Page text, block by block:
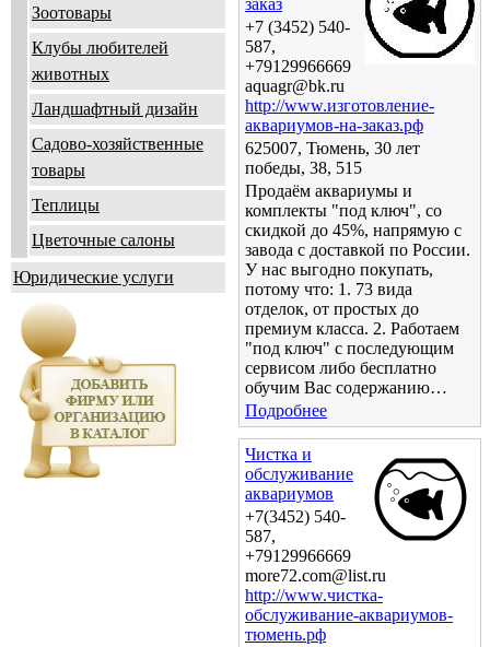
Зоотовары
Клубы любителей
животных
Ландшафтный дизайн
Садово-хозяйственные
товары
Теплицы
Цветочные салоны
Юридические услуги
заказ
+7 (3452) 540-
587,
+79129966669
aquagr@bk.ru
http://www.изготовление-
аквариумов-на-заказ.рф
625007, Тюмень, 30 лет
победы, 38, 515
Продаём аквариумы и
комплекты "под ключ", со
скидкой до 45%, напрямую с
завода с доставкой по России.
У нас выгодно покупать,
потому что: 1. 73 вида
отделок, от простых до
премиум класса. 2. Работаем
"под ключ" с последующим
сервисом либо бесплатно
обучим Вас содержанию…
Подробнее
Чистка и
обслуживание
аквариумов
+7(3452) 540-
587,
+79129966669
more72.com@list.ru
http://www.чистка-
обслуживание-аквариумов-
тюмень.рф